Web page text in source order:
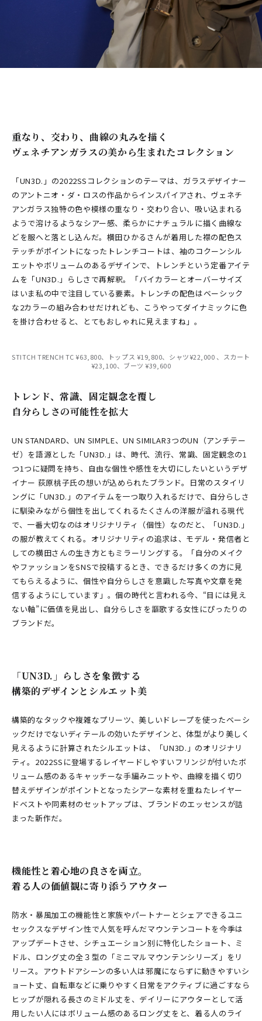
重なり、交わり、曲線の丸みを描く――
ヴェネチアンガラスの美から生まれたコレクション
「UN3D.」の2022SSコレクションのテーマは、ガラスデザイナー
のアントニオ・ダ・ロスの作品からインスパイアされ、ヴェネチ
アンガラス独特の色や模様の重なり・交わり合い、吸い込まれる
ようで溶けるようなシアー感、柔らかにナチュラルに描く曲線な
どを服へと落とし込んだ。横田ひかるさんが着用した襟の配色ス
テッチがポイントになったトレンチコートは、袖のコクーンシル
エットやボリュームのあるデザインで、トレンチという定番アイテ
ムを「UN3D.」らしさで再解釈。「バイカラーとオーバーサイズ
はいま私の中で注目している要素。トレンチの配色はベーシック
な2カラーの組み合わせだけれども、こうやってダイナミックに色
を掛け合わせると、とてもおしゃれに見えますね」。
STITCH TRENCH TC ¥63,800、トップス ¥19,800、シャツ¥22,000 、スカート
¥23,100、ブーツ ¥39,600
トレンド、常識、固定観念を覆し
自分らしさの可能性を拡大
UN STANDARD、UN SIMPLE、UN SIMILAR――3つのUN（アンチテー
ゼ）を語源とした「UN3D.」は、時代、流行、常識、固定観念の1
つ1つに疑問を持ち、自由な個性や感性を大切にしたいというデザ
イナー 荻原桃子氏の想いが込められたブランド。日常のスタイリ
ングに「UN3D.」のアイテムを一つ取り入れるだけで、自分らしさ
に馴染みながら個性を出してくれる――たくさんの洋服が溢れる現代
で、一番大切なのはオリジナリティ（個性）なのだと、「UN3D.」
の服が教えてくれる。オリジナリティの追求は、モデル・発信者と
しての横田さんの生き方ともミラーリングする。「自分のメイク
やファッションをSNSで投稿するとき、できるだけ多くの方に見
てもらえるように、個性や自分らしさを意識した写真や文章を発
信するようにしています」。個の時代と言われる今、“目には見え
ない軸”に価値を見出し、自分らしさを謳歌する女性にぴったりの
ブランドだ。
「UN3D.」らしさを象徴する
構築的デザインとシルエット美
構築的なタックや複雑なプリーツ、美しいドレープを使ったベーシ
ックだけでないディテールの効いたデザインと、体型がより美しく
見えるように計算されたシルエットは、「UN3D.」のオリジナリ
ティ。2022SSに登場するレイヤードしやすいフリンジが付いたボ
リューム感のあるキャッチーな手編みニットや、曲線を描く切り
替えデザインがポイントとなったシアーな素材を重ねたレイヤー
ドベストや同素材のセットアップは、ブランドのエッセンスが詰
まった新作だ。
機能性と着心地の良さを両立。
着る人の価値観に寄り添うアウター
防水・暴風加工の機能性と家族やパートナーとシェアできるユニ
セックスなデザイン性で人気を呼んだマウンテンコートを今季は
アップデートさせ、シチュエーション別に特化したショート、ミ
ドル、ロング丈の全３型の「ミニマルマウンテンシリーズ」をリ
リース。アウトドアシーンの多い人は邪魔にならずに動きやすいシ
ョート丈、自転車などに乗りやすく日常をアクティブに過ごすなら
ヒップが隠れる長さのミドル丈を、デイリーにアウターとして活
用したい人にはボリューム感のあるロング丈をと、着る人のライ